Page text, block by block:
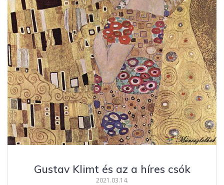
Gustav Klimt és az a híres csók
2021.03.14.